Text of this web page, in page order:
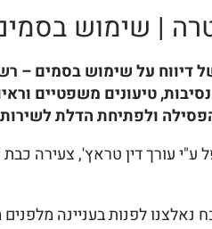
| שימוש
על שימוש בסמים –
טיעונים משפטיים
ולפתיחת הדלת
לפנות בעניינה